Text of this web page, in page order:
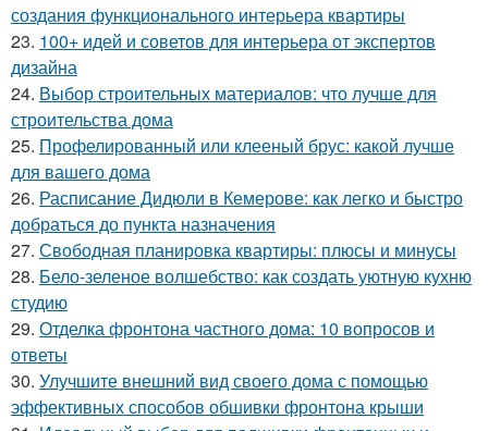
создания функционального интерьера квартиры
23. 100+ идей и советов для интерьера от экспертов
дизайна
24. Выбор строительных материалов: что лучше для
строительства дома
25. Профелированный или клееный брус: какой лучше
для вашего дома
26. Расписание Дидюли в Кемерове: как легко и быстро
добраться до пункта назначения
27. Свободная планировка квартиры: плюсы и минусы
28. Бело-зеленое волшебство: как создать уютную кухню
студию
29. Отделка фронтона частного дома: 10 вопросов и
ответы
30. Улучшите внешний вид своего дома с помощью
эффективных способов обшивки фронтона крыши